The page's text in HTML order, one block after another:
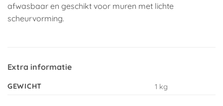
afwasbaar en geschikt voor muren met lichte
scheurvorming.
Extra informatie
GEWICHT 1 kg